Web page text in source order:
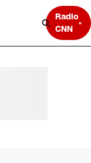
Radio
CNN